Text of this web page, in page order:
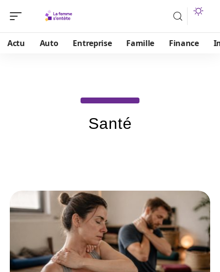
Actu Auto Entreprise Famille Finance
Santé